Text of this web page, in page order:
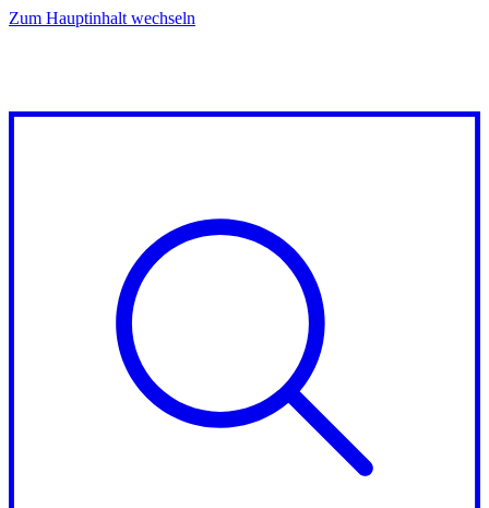
Zum Hauptinhalt wechseln